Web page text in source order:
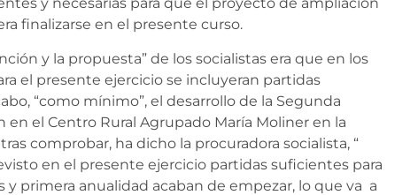
y necesarias para que el proyecto de ampliación
finalizarse en el presente curso.
y la propuesta” de los socialistas era que en los
el presente ejercicio se incluyeran partidas
“como mínimo”, el desarrollo de la Segunda
en el Centro Rural Agrupado María Moliner en la
comprobar, ha dicho la procuradora socialista, “
en el presente ejercicio partidas suficientes para
y primera anualidad acaban de empezar, lo que va a